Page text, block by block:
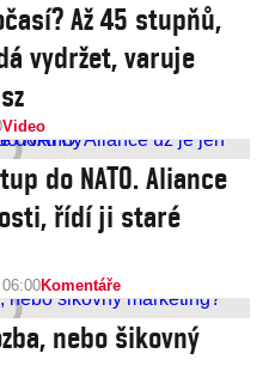
Až 45 stupňů,
vydržet, varuje
Video
do NATO. Aliance
řídí ji staré
06:00Komentáře
nebo šikovný